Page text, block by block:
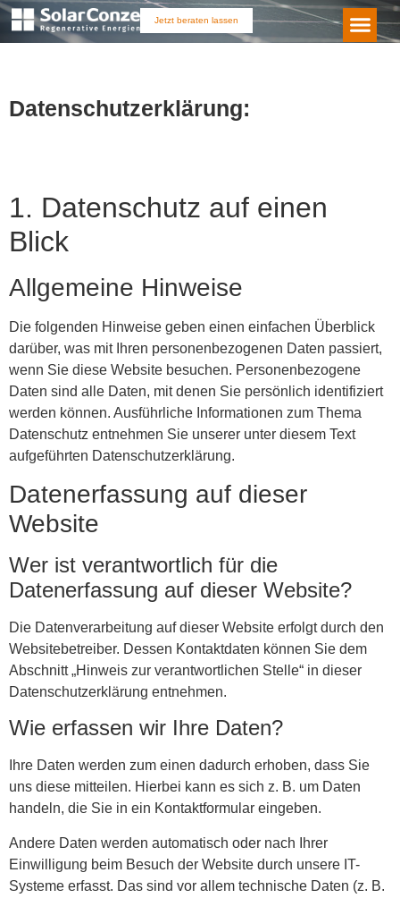
Jetzt beraten lassen
Datenschutzerklärung:
1. Datenschutz auf einen
Blick
Allgemeine Hinweise
Die folgenden Hinweise geben einen einfachen Überblick
darüber, was mit Ihren personenbezogenen Daten passiert,
wenn Sie diese Website besuchen. Personenbezogene
Daten sind alle Daten, mit denen Sie persönlich identifiziert
werden können. Ausführliche Informationen zum Thema
Datenschutz entnehmen Sie unserer unter diesem Text
aufgeführten Datenschutzerklärung.
Datenerfassung auf dieser
Website
Wer ist verantwortlich für die
Datenerfassung auf dieser Website?
Die Datenverarbeitung auf dieser Website erfolgt durch den
Websitebetreiber. Dessen Kontaktdaten können Sie dem
Abschnitt „Hinweis zur verantwortlichen Stelle“ in dieser
Datenschutzerklärung entnehmen.
Wie erfassen wir Ihre Daten?
Ihre Daten werden zum einen dadurch erhoben, dass Sie
uns diese mitteilen. Hierbei kann es sich z. B. um Daten
handeln, die Sie in ein Kontaktformular eingeben.
Andere Daten werden automatisch oder nach Ihrer
Einwilligung beim Besuch der Website durch unsere IT-
Systeme erfasst. Das sind vor allem technische Daten (z. B.